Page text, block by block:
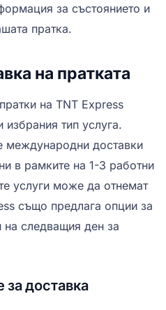
за състоянието и
пратка.
на пратката
на TNT Express
избрания тип услуга.
международни доставки
в рамките на 1-3 работни
услуги може да отнемат
също предлага опции за
следващия ден за
доставка